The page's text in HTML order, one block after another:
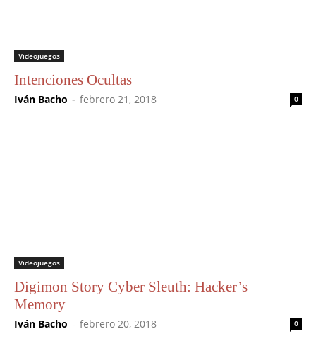
Videojuegos
Intenciones Ocultas
Iván Bacho - febrero 21, 2018 0
Videojuegos
Digimon Story Cyber Sleuth: Hacker’s
Memory
Iván Bacho - febrero 20, 2018 0